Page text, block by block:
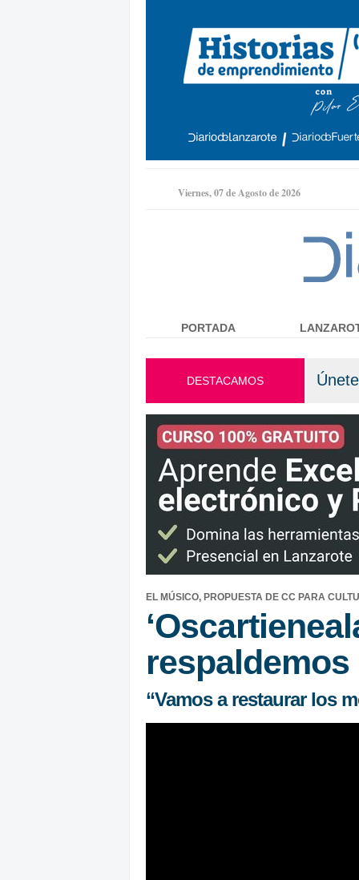
Viernes, 07 de Agosto de 2026
DESTACAMOS
EL MÚSICO, PROPUESTA DE CC PARA
respaldemos
“Vamos a restaurar los
PORTADA